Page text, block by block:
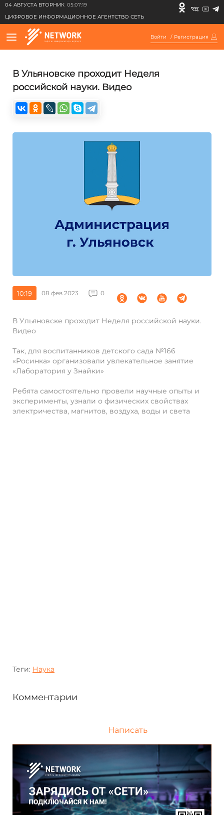
04 АВГУСТА ВТОРНИК 05:07:19
ЦИФРОВОЕ ИНФОРМАЦИОННОЕ АГЕНТСТВО СЕТЬ
Войти / Регистрация
В Ульяновске проходит Неделя
российской науки. Видео
10:19 08 фев 2023 0
В Ульяновске проходит Неделя российской науки.
Видео
Так, для воспитанников детского сада №166
«Росинка» организовали увлекательное занятие
«Лаборатория у Знайки»
Ребята самостоятельно провели научные опыты и
эксперименты, узнали о физических свойствах
электричества, магнитов, воздуха, воды и света
Теги: Наука
Комментарии
Написать